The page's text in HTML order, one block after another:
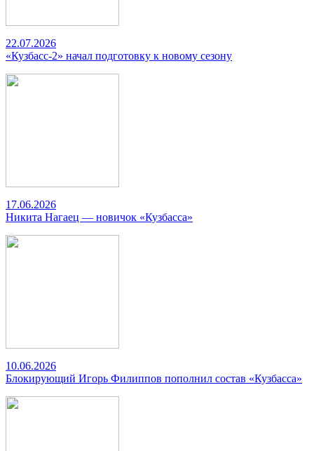
22.07.2026
«Кузбасс-2» начал подготовку к новому сезону
17.06.2026
Никита Нагаец — новичок «Кузбасса»
10.06.2026
Блокирующий Игорь Филиппов пополнил состав «Кузбасса»